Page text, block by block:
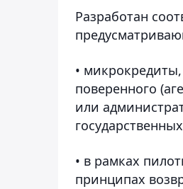
Разработан
•
поверенного
или
• в рамках
принципах